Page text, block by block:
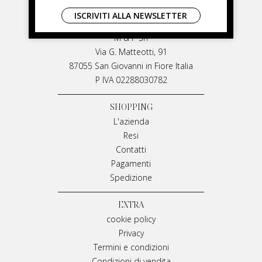
LIVIANA MIRARCHI
M & P Srl
Via G. Matteotti, 91
87055 San Giovanni in Fiore Italia
P IVA 02288030782
SHOPPING
L'azienda
Resi
Contatti
Pagamenti
Spedizione
EXTRA
cookie policy
Privacy
Termini e condizioni
ISCRIVITI ALLA NEWSLETTER